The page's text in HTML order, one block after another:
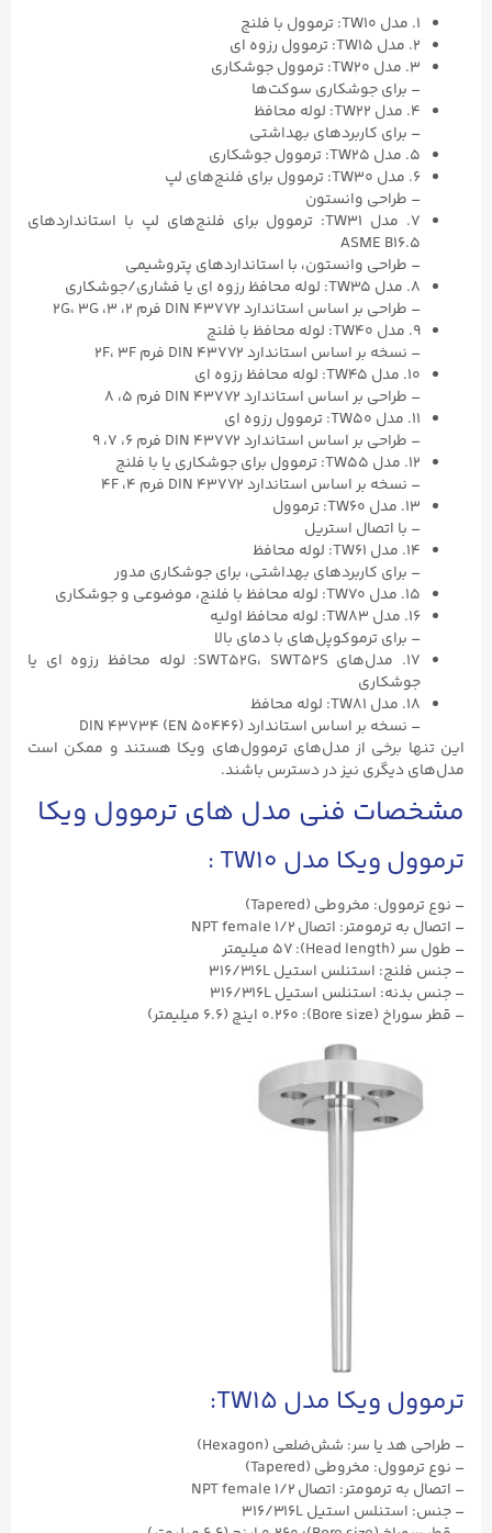
۱. مدل TW10: ترموول با فلنج
۲. مدل TW15: ترموول رزوه ای
۳. مدل TW20: ترموول جوشکاری
– برای جوشکاری سوکت‌ها
۴. مدل TW22: لوله محافظ
– برای کاربرد‌های بهداشتی
۵. مدل TW25: ترموول جوشکاری
۶. مدل TW30: ترموول برای فلنج‌های لپ
– طراحی وانستون
۷. مدل TW31: ترموول برای فلنج‌های لپ با استانداردهای
ASME B16.۵
– طراحی وانستون، با استانداردهای پتروشیمی
۸. مدل TW35: لوله محافظ رزوه ای یا فشاری/جوشکاری
– طراحی بر اساس استاندارد DIN ۴۳۷۷۲ فرم ۲، ۳، 2G، 3G
۹. مدل TW40: لوله محافظ با فلنج
– نسخه بر اساس استاندارد DIN ۴۳۷۷۲ فرم 2F، 3F
۱۰. مدل TW45: لوله محافظ رزوه ای
– طراحی بر اساس استاندارد DIN ۴۳۷۷۲ فرم ۵، ۸
۱۱. مدل TW50: ترموول رزوه ای
– طراحی بر اساس استاندارد DIN ۴۳۷۷۲ فرم ۶، ۷، ۹
۱۲. مدل TW55: ترموول برای جوشکاری یا با فلنج
– نسخه بر اساس استاندارد DIN ۴۳۷۷۲ فرم ۴، 4F
۱۳. مدل TW60: ترموول
– با اتصال استریل
۱۴. مدل TW61: لوله محافظ
– برای کاربردهای بهداشتی، برای جوشکاری مدور
۱۵. مدل TW70: لوله محافظ با فلنج، موضوعی و جوشکاری
۱۶. مدل TW83: لوله محافظ اولیه
– برای ترموکوپل‌های با دمای بالا
۱۷. مدل‌های SWT52G، SWT52S: لوله محافظ رزوه ای یا
جوشکاری
۱۸. مدل TW81: لوله محافظ
– نسخه بر اساس استاندارد DIN ۴۳۷۳۴ (EN ۵۰۴۴۶)
این تنها برخی از مدل‌های ترموول‌های ویکا هستند و ممکن است
مدل‌های دیگری نیز در دسترس باشند.
مشخصات فنی مدل های ترموول ویکا
ترموول ویکا مدل TW10 :
– نوع ترموول: مخروطی (Tapered)
– اتصال به ترمومتر: اتصال ۱/۲ NPT female
– طول سر (Head length): ۵۷ میلیمتر
– جنس فلنج: استنلس استیل ۳۱۶/316L
– جنس بدنه: استنلس استیل ۳۱۶/316L
– قطر سوراخ (Bore size): ۰.۲۶۰ اینچ (۶.۶ میلیمتر)
ترموول ویکا مدل TW15:
– طراحی هد یا سر: شش‌ضلعی (Hexagon)
– نوع ترموول: مخروطی (Tapered)
– اتصال به ترمومتر: اتصال ۱/۲ NPT female
– جنس: استنلس استیل ۳۱۶/316L